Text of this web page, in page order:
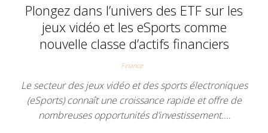
Plongez dans l’univers des ETF sur les
jeux vidéo et les eSports comme
nouvelle classe d’actifs financiers
Finance
Le secteur des jeux vidéo et des sports électroniques
(eSports) connaît une croissance rapide et offre de
nombreuses opportunités d’investissement.…